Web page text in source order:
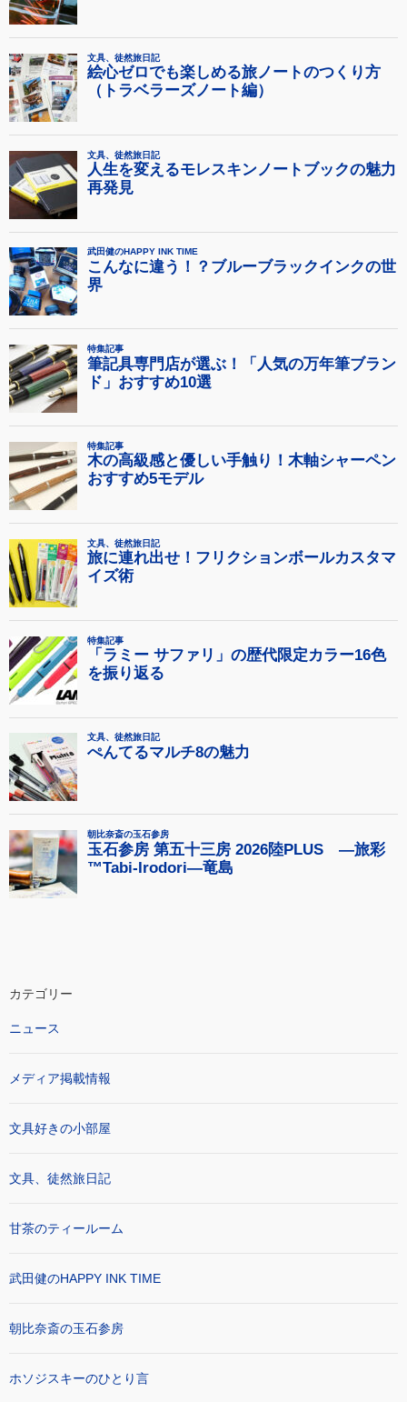
カテゴリー
ニュース
メディア掲載情報
文具好きの小部屋
文具、徒然旅日記
甘茶のティールーム
武田健のHAPPY INK TIME
朝比奈斎の玉石参房
ホソジスキーのひとり言